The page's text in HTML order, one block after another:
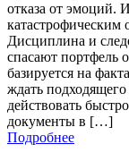
отказа от эмоций.
Дисциплина и
спасают портфель
базируется на
ждать
действовать
документы в […]
Подробнее